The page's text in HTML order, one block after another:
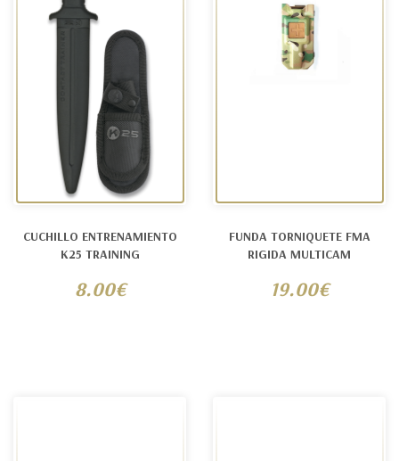
CUCHILLO ENTRENAMIENTO
K25 TRAINING
8.00€
FUNDA TORNIQUETE FMA
RIGIDA MULTICAM
19.00€